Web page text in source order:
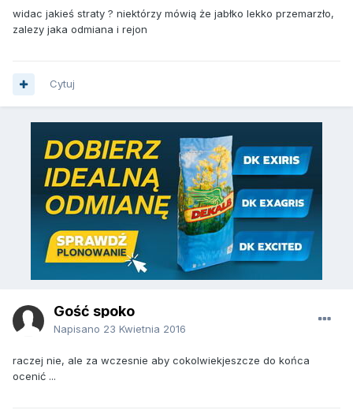
widac jakieś straty ? niektórzy mówią że jabłko lekko przemarzło,
zalezy jaka odmiana i rejon
Cytuj
Gość spoko
Napisano 23 Kwietnia 2016
raczej nie, ale za wczesnie aby cokolwiekjeszcze do końca
ocenić ...